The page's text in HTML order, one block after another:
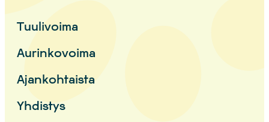
Tuulivoima
Aurinkovoima
Ajankohtaista
Yhdistys